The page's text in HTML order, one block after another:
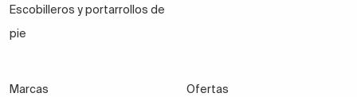
Escobilleros y portarrollos de
pie
Marcas
Ofertas